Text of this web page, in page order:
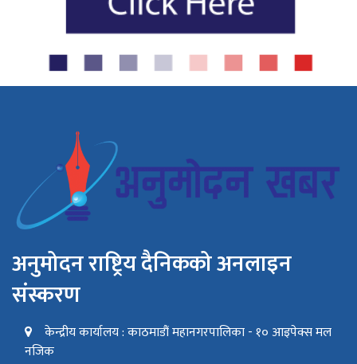
अनुमोदन राष्ट्रिय दैनिकको अनलाइन
संस्करण
केन्द्रीय कार्यालय : काठमाडौं महानगरपालिका - १० आइपेक्स मल
नजिक